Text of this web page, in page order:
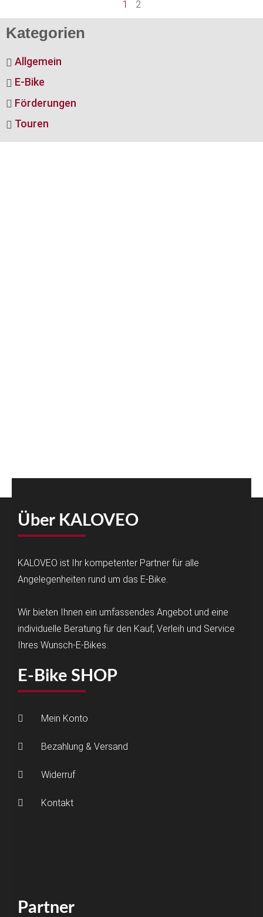
Kategorien
Allgemein
E-Bike
Förderungen
Touren
1 2
Über KALOVEO
KALOVEO ist Ihr kompetenter Partner für alle
Angelegenheiten rund um das E-Bike.
Wir bieten Ihnen ein umfassendes Angebot und eine
individuelle Beratung für den Kauf, Verleih und Service
Ihres Wunsch-E-Bikes.
E-Bike SHOP
Mein Konto
Bezahlung & Versand
Widerruf
Kontakt
Partner